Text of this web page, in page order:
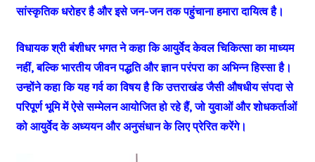
सांस्कृतिक धरोहर है और इसे जन-जन तक पहुंचाना हमारा दायित्व है।
विधायक श्री बंशीधर भगत ने कहा कि आयुर्वेद केवल चिकित्सा का माध्यम
नहीं, बल्कि भारतीय जीवन पद्धति और ज्ञान परंपरा का अभिन्न हिस्सा है।
उन्होंने कहा कि यह गर्व का विषय है कि उत्तराखंड जैसी औषधीय संपदा से
परिपूर्ण भूमि में ऐसे सम्मेलन आयोजित हो रहे हैं, जो युवाओं और शोधकर्ताओं
को आयुर्वेद के अध्ययन और अनुसंधान के लिए प्रेरित करेंगे।